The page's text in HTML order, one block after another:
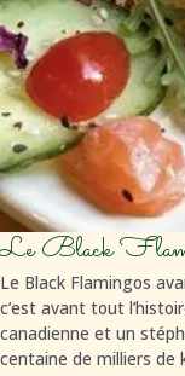
Le Black
Le Black Flamingos
c’est avant tout
canadienne et un
centaine de milliers de